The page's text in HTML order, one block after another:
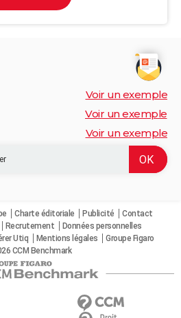
Voir un exemple
Voir un exemple
Voir un exemple
Charte éditoriale Publicité
Contact
Recrutement
Données personnelles
Utiq Mentions légales
Groupe Figaro
CCM Benchmark